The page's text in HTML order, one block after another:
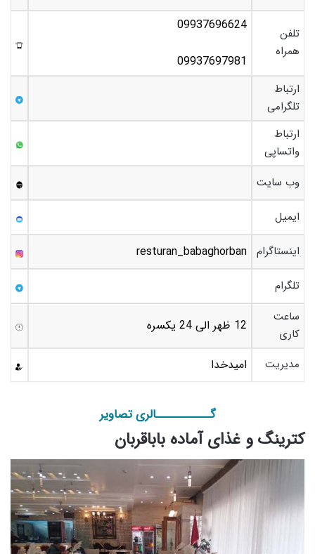
تلفن
همراه
09937696624
09937697981
ارتباط
تلگرامی
ارتباط
واتساپی
وب سایت
ایمیل
اینستاگرام resturan_babaghorban
تلگرام
ساعت
کاری
12 ظهر الی 24 یکسره
مدیریت امیدخدا
گـــــــــــالری تصاویر
کترینگ و غذای آماده باباقربان